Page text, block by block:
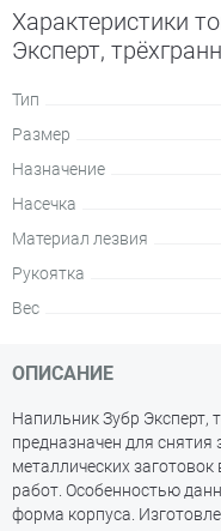
Характеристики
Эксперт,
Тип
Размер
Назначение
Насечка
Материал лезвия
Рукоятка
Вес
ОПИСАНИЕ
Напильник Зубр
предназначен для снятия
металлических
работ. Особенностью
форма корпуса.